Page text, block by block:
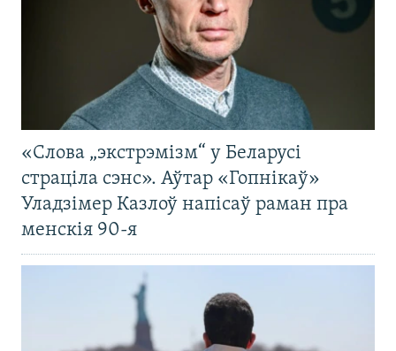
«Слова „экстрэмізм“ у Беларусі
страціла сэнс». Аўтар «Гопнікаў»
Уладзімер Казлоў напісаў раман пра
менскія 90-я